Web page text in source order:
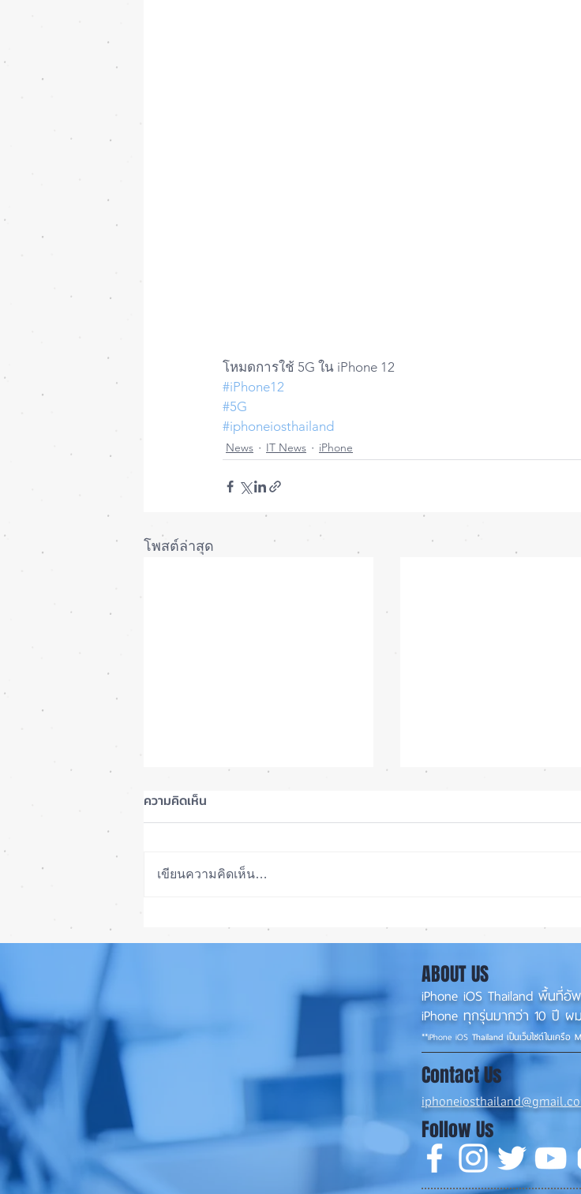
โหมดการใช้ 5G ใน iPhone 12
#iPhone12
#5G
#iphoneiosthailand
News IT News iPhone
โพสต์ล่าสุด
เทียบกันให้ชัดๆ! ส่องคาดการณ์
สเปก iPhone 18 Pro 👀📱✨
รอดปาฏิหาริย์ iPhone 17
Max ตกจากฟ้าไม่พัง! ⚡📱
ความคิดเห็น
เขียนความคิดเห็น…
ABOUT US
iPhone iOS Thailand พื้นที่อั
iPhone ทุกรุ่นมากว่า 10 ปี ผ
**iPhone iOS Thailand เป็นเว็บไซต์ในเครื
Contact Us
Follow Us